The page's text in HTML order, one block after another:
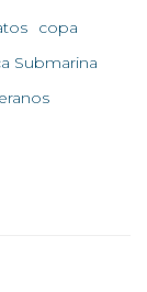
copa
Submarina